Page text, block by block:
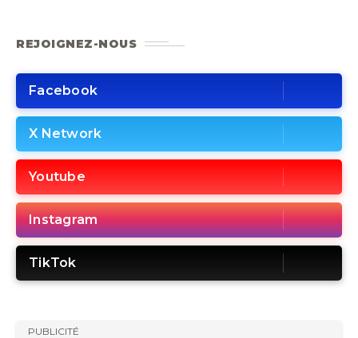
REJOIGNEZ-NOUS
Facebook
X Network
Youtube
Instagram
TikTok
PUBLICITÉ